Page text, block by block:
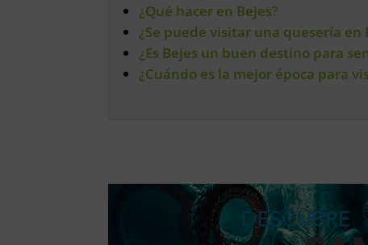
¿Qué hacer en Bejes?
¿Se puede visitar una quesería en
¿Es Bejes un buen destino para
¿Cuándo es la mejor época para